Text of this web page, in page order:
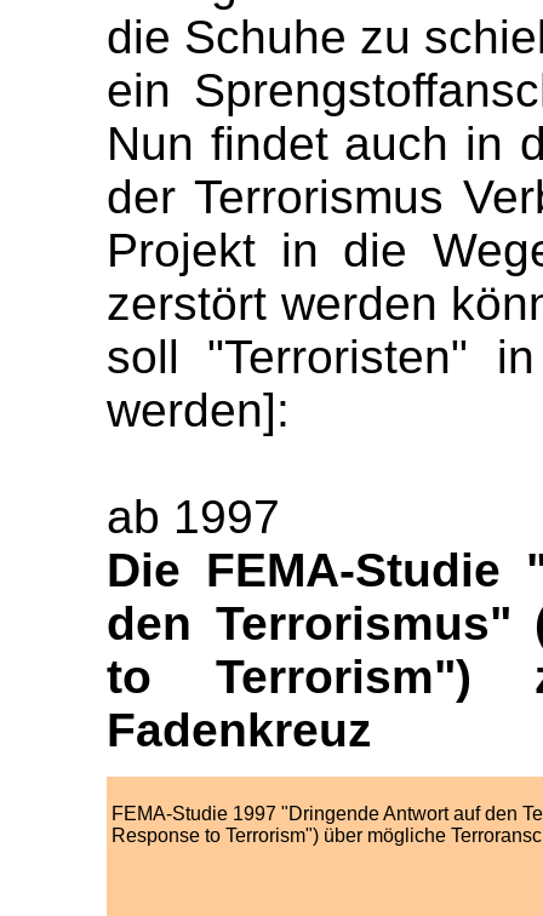
die Schuhe zu
ein
Nun findet auch in
der Terrorismus
Projekt in die
zerstört werden
soll "Terroristen"
werden]:
ab 1997
Die FEMA-Studie
den Terrorismus"
to Terrorism")
Fadenkreuz
FEMA-Studie 1997 "Dringende Antwort auf den
Response to Terrorism") über mögliche